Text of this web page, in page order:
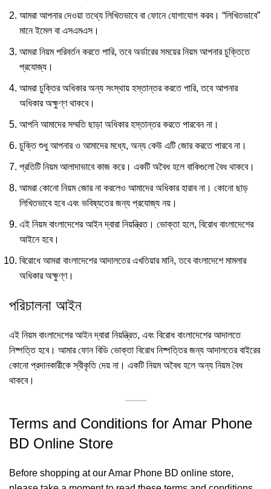
আমরা আপনার দেওয়া তথ্যে লিখিতভাবে বা ফোনে যোগাযোগ করব। “লিখিতভাবে”
মানে ইমেল বা এসএমএস।
আমরা নিয়ম পরিবর্তন করতে পারি, তবে অর্ডারের সময়ের নিয়ম আপনার চুক্তিতে
প্রযোজ্য।
আমরা চুক্তির অধিকার অন্য সংস্থায় হস্তান্তর করতে পারি, তবে আপনার
অধিকার অক্ষুণ্ণ থাকবে।
আপনি আমাদের সম্মতি ছাড়া অধিকার হস্তান্তর করতে পারবেন না।
চুক্তি শুধু আপনার ও আমাদের মধ্যে, অন্য কেউ এটি জোর করতে পারবে না।
প্রতিটি নিয়ম আলাদাভাবে কাজ করে। একটি অবৈধ হলে বাকিগুলো বৈধ থাকবে।
আমরা কোনো নিয়ম জোর না করলেও আমাদের অধিকার হারাব না। কোনো ছাড়
লিখিতভাবে হবে এবং ভবিষ্যতের জন্য প্রযোজ্য নয়।
এই নিয়ম বাংলাদেশের আইন দ্বারা নিয়ন্ত্রিত। ভোক্তা হলে, বিরোধ বাংলাদেশের
আইনে হবে।
বিরোধে আমরা বাংলাদেশের আদালতের এখতিয়ার মানি, তবে বাংলাদেশে মামলার
অধিকার অক্ষুণ্ণ।
পরিচালনা আইন
এই নিয়ম বাংলাদেশের আইন দ্বারা নিয়ন্ত্রিত, এবং বিরোধ বাংলাদেশের আদালতে
নিষ্পত্তি হবে। আমার ফোন বিডি ভোক্তা বিরোধ নিষ্পত্তির জন্য আদালতের বাইরের
কোনো প্রদানকারীকে স্বীকৃতি দেয় না। একটি নিয়ম অবৈধ হলে অন্য নিয়ম বৈধ
থাকবে।
Terms and Conditions for Amar Phone
BD Online Store
Before shopping at our Amar Phone BD online store,